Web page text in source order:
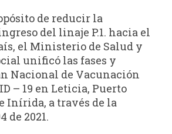
de reducir la
del linaje P.1. hacia el
el Ministerio de Salud y
unificó las fases y
Nacional de Vacunación
– 19 en Leticia, Puerto
Inírida, a través de la
de 2021.